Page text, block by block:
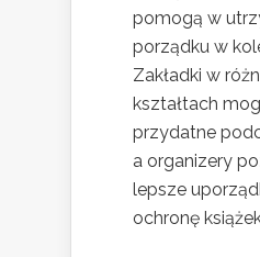
pomogą w
porządku w
Zakładki w
kształtach
przydatne
a organizery
lepsze
ochronę